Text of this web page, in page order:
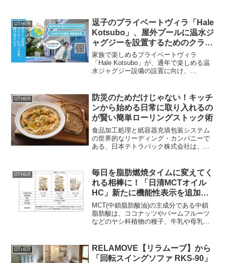
具・雑貨店、キャラクターショップ等に
て、2024...
OTHER
逗子のプライベートヴィラ「Hale
Kotsubo」、屋外プールに温水ジ
ャグジーを設置するためのクラウ
ドファンディングを開始
家族で楽しめるプライベートヴィラ
「Hale Kotsubo」が、通年で楽しめる温
水ジャグジー設備の設置に向け、
Hale Kotsubo所在地：神奈川県逗子市小
坪6...
OTHER
防災のためだけじゃない！キッチ
ンから始める日常に取り入れるの
が賢い簡単ローリングストック術
食品加工処理と紙容器充填包装システム
の世界的なリーディング・カンパニーで
ある、日本テトラパック株式会社は、料
ローリングストックを日常に取り入れる
のに便利なロングライフ紙...
OTHER
毎日を脂肪燃焼タイムに変えてく
れる相棒に！「日清MCTオイル
HC」新たに機能性表示を追加し
発売 ～「BMIが高めの方の日常
活動時の脂肪の燃焼を高める」～
MCT(中鎖脂肪酸油)の主成分である中鎖
脂肪酸は、ココナッツやパームフルーツ
などのヤシ科植物の種子、牛乳や母乳に
機能に着目した一般生活者向けの商品や
飲食店でのメニュー...
OTHER
RELAMOVE【リラムーブ】から
「回転スイングソファ RKS-90」